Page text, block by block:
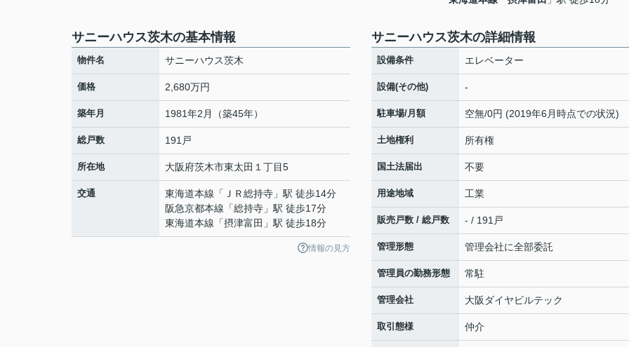
サニーハウス茨木の基本情報
物件名 サニーハウス茨木
価格 2,680万円
築年月 1981年2月（築45年）
総戸数 191戸
所在地 大阪府茨木市東太田 １丁目5
交通 東海道本線 「 ＪＲ総持寺 」駅 徒歩14分
阪急京都本線 「総持寺 」駅 徒歩17分
東海道本線 「摂津富田 」駅 徒歩18分
情報の見方
サニーハウス茨木の詳細情報
設備条件 エレベーター
設備(その他) -
駐車場/月額 空無/0円 (2019年6月時点での状況)
土地権利 所有権
国土法届出 不要
用途地域 工業
販売戸数 / 総戸数 - / 191戸
管理形態 管理会社に全部委託
管理員の勤務形態 常駐
管理会社 大阪ダイヤビルテック
取引態様 仲介